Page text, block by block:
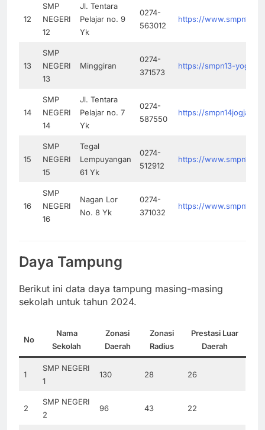
12
SMP
NEGERI
12
Jl. Tentara
Pelajar no. 9
Yk
0274-
563012
https://
13
SMP
NEGERI
13
Minggiran
0274-
371573
https://smpn13-
14
SMP
NEGERI
14
Jl. Tentara
Pelajar no. 7
Yk
0274-
587550
https://
15
SMP
NEGERI
15
Tegal
Lempuyangan
61 Yk
0274-
512912
https://
16
SMP
NEGERI
16
Nagan Lor
No. 8 Yk
0274-
371032
https://
Daya Tampung
Berikut ini data daya tampung masing-masing
sekolah untuk tahun 2024.
No
Nama
Sekolah
Zonasi
Daerah
Zonasi
Radius
Prestasi Luar
Daerah
1
SMP NEGERI
1
130 28 26
2
SMP NEGERI
2
96 43 22